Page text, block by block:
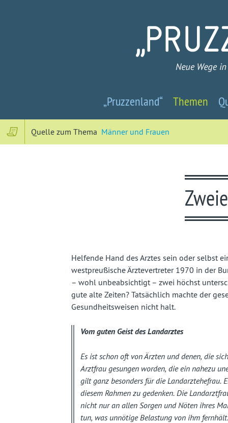
-
Neue
vergessenes
Land
„Pruzzenland“ Themen
Quelle zum Thema Männer und Frauen
Helfende Hand des Arztes sein oder selbst
westpreußische Ärztevertreter 1970 in der
– wohl unbeabsichtigt – zwei höchst
gute alte Zeiten? Tatsächlich machte der
Gesundheitsweisen nicht halt.
Vom guten Geist des Landarztes
Es ist schon oft von Ärzten und denen, die
Arztfrau gesungen worden, die ein nahezu
gilt ganz besonders für die Landarztehefrau.
diesem Rahmen zu gedenken. Die
nicht nur an allen Sorgen und Nöten ihres
tun, was unnötige Belastung von ihm